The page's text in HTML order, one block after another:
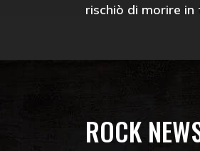
rischiò di morire
ROCK